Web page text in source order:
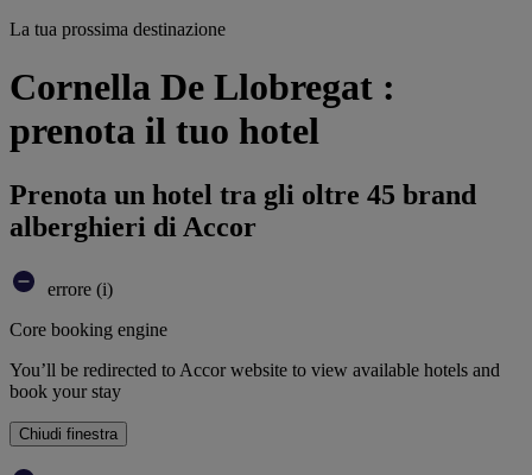
La tua prossima destinazione
Cornella De Llobregat :
prenota il tuo hotel
Prenota un hotel tra gli oltre 45 brand
alberghieri di Accor
errore (i)
Core booking engine
You’ll be redirected to Accor website to view available hotels and
book your stay
Chiudi finestra